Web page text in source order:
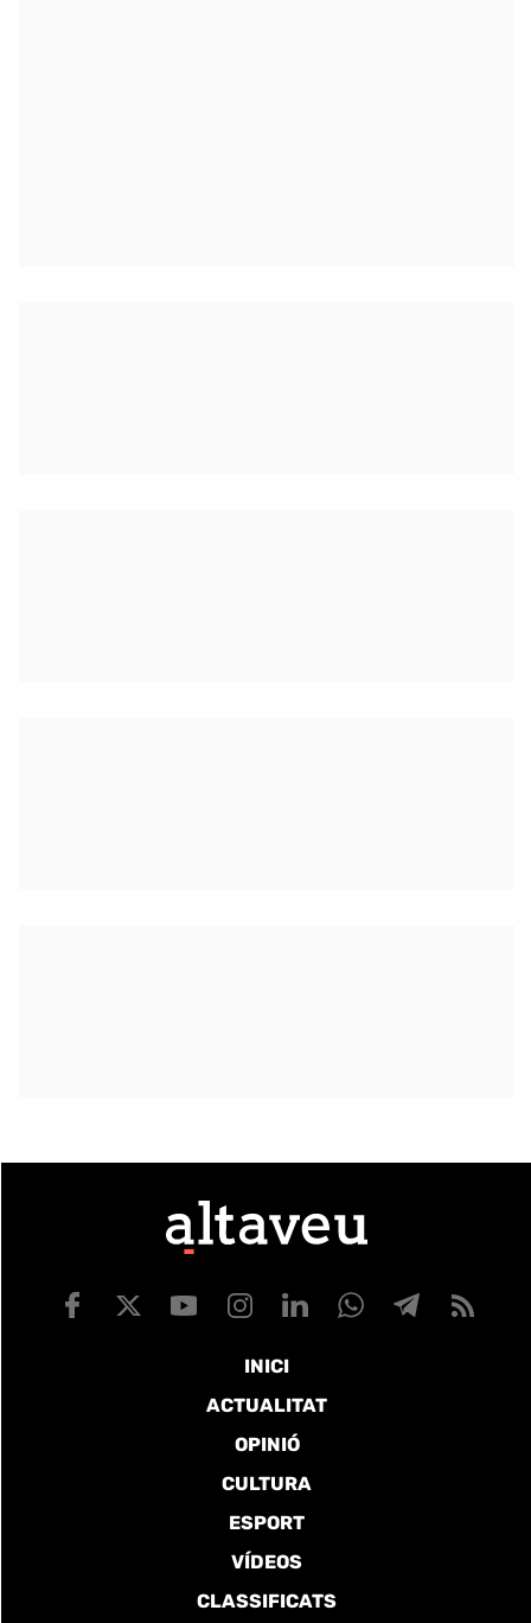
INICI
ACTUALITAT
OPINIÓ
CULTURA
ESPORT
VÍDEOS
CLASSIFICATS